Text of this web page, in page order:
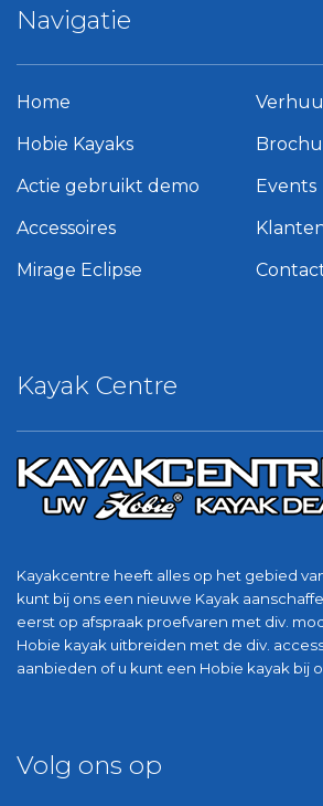
Kayak Centre
Kayakcentre heeft alles op het gebied
kunt bij ons een nieuwe Kayak
eerst op afspraak proefvaren met div.
Hobie kayak uitbreiden met de div.
aanbieden of u kunt een Hobie kayak bij
Navigatie
Home
Hobie Kayaks
Actie gebruikt demo
Accessoires
Mirage Eclipse
Events
Volg ons op